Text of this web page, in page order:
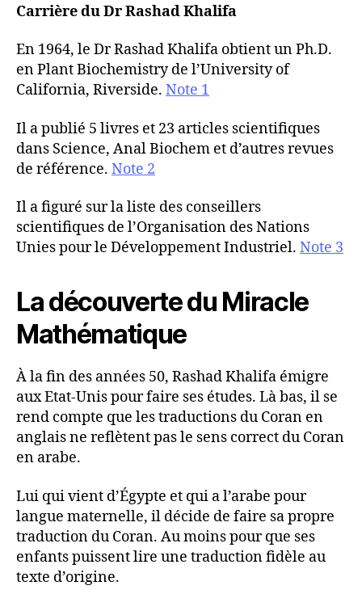
Carrière du Dr Rashad Khalifa
En 1964, le Dr Rashad Khalifa obtient un Ph.D.
en Plant Biochemistry de l’University of
California, Riverside. Note 1
Il a publié 5 livres et 23 articles scientifiques
dans Science, Anal Biochem et d’autres revues
de référence. Note 2
Il a figuré sur la liste des conseillers
scientifiques de l’Organisation des Nations
Unies pour le Développement Industriel. Note 3
La découverte du Miracle
Mathématique
À la fin des années 50, Rashad Khalifa émigre
aux Etat-Unis pour faire ses études. Là bas, il se
rend compte que les traductions du Coran en
anglais ne reflètent pas le sens correct du Coran
en arabe.
Lui qui vient d’Égypte et qui a l’arabe pour
langue maternelle, il décide de faire sa propre
traduction du Coran. Au moins pour que ses
enfants puissent lire une traduction fidèle au
texte d’origine.